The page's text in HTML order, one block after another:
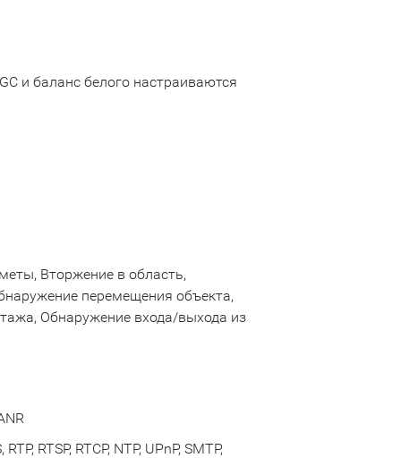
и баланс белого настраиваются
Вторжение в область,
перемещения объекта,
Обнаружение входа/выхода из
RTSP, RTCP, NTP, UPnP, SMTP,